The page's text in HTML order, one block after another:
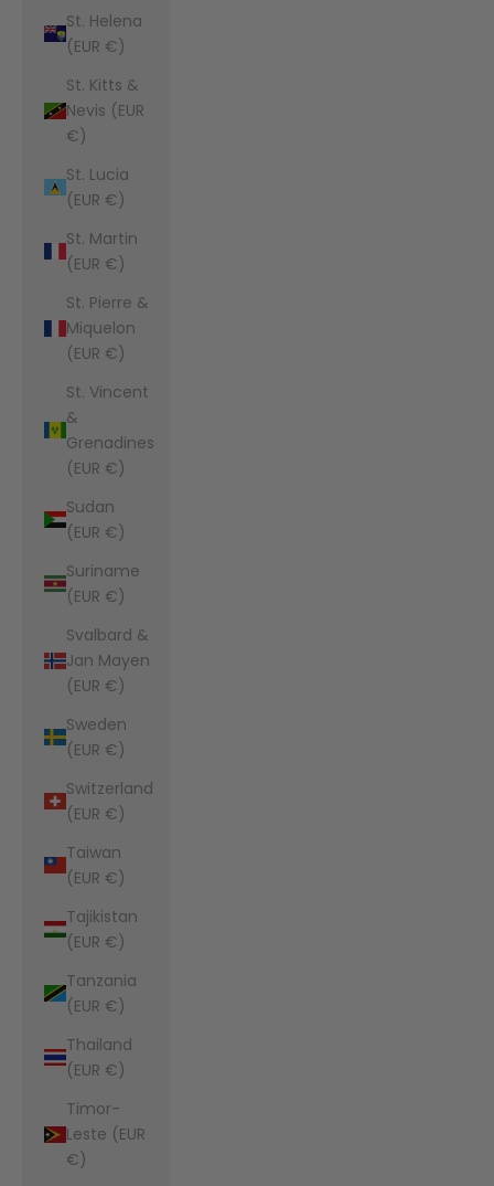
St. Helena
(EUR €)
St. Kitts &
Nevis (EUR
€)
St. Lucia
(EUR €)
St. Martin
(EUR €)
St. Pierre &
Miquelon
(EUR €)
St. Vincent
&
Grenadines
(EUR €)
Sudan
(EUR €)
Suriname
(EUR €)
Svalbard &
Jan Mayen
(EUR €)
Sweden
(EUR €)
Switzerland
(EUR €)
Taiwan
(EUR €)
Tajikistan
(EUR €)
Tanzania
(EUR €)
Thailand
(EUR €)
Timor-
Leste (EUR
€)